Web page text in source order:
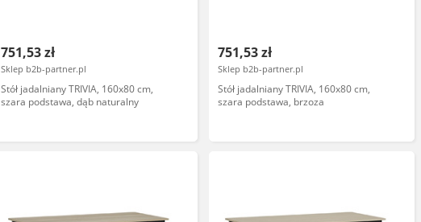
751,53 zł
Sklep b2b-partner.pl
Stół jadalniany TRIVIA, 160x80 cm,
szara podstawa, dąb naturalny
751,53 zł
Sklep b2b-partner.pl
Stół jadalniany TRIVIA, 160x80 cm,
szara podstawa, brzoza